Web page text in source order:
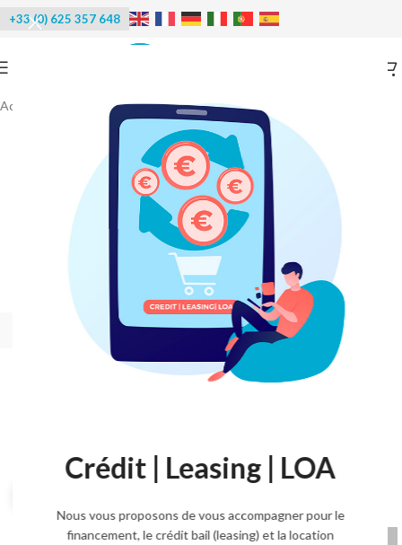
Crédit | Leasing | LOA
Nous vous proposons de vous accompagner pour le
financement, le crédit bail (leasing) et la location
+33 (0) 625 357 648
Accueil Poissonnerie/Chariots grand volume
EN STOCK